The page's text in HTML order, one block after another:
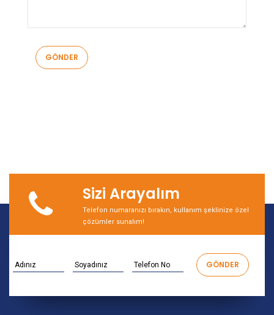
Sizi Arayalım
Telefon numaranızı bırakın, kullanım şeklinize özel
çözümler sunalım!